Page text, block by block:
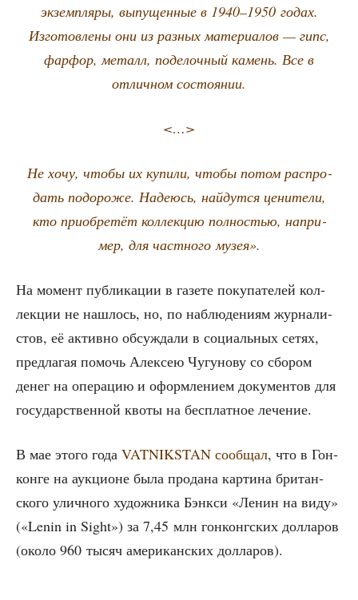
экзем­пля­ры, выпу­щен­ные в 1940–1950 годах.
Изго­тов­ле­ны они из раз­ных мате­ри­а­лов — гипс,
фар­фор, металл, поде­лоч­ный камень. Все в
отлич­ном состоянии.
<…>
Не хочу, что­бы их купи­ли, что­бы потом рас­про­
дать подо­ро­же. Наде­юсь, най­дут­ся цени­те­ли,
кто при­об­ре­тёт кол­лек­цию пол­но­стью, напри­
мер, для част­но­го музея».
На момент пуб­ли­ка­ции в газе­те поку­па­те­лей кол­
лек­ции не нашлось, но, по наблю­де­ни­ям жур­на­ли­
стов, её актив­но обсуж­да­ли в соци­аль­ных сетях,
пред­ла­гая помочь Алек­сею Чугу­но­ву со сбо­ром
денег на опе­ра­цию и оформ­ле­ни­ем доку­мен­тов для
госу­дар­ствен­ной кво­ты на бес­плат­ное лечение.
В мае это­го года VATNIKSTAN сооб­щал, что в Гон­
кон­ге на аук­ци­оне была про­да­на кар­ти­на бри­тан­
ско­го улич­но­го худож­ни­ка Бэнк­си «Ленин на виду»
(«Lenin in Sight») за 7,45 млн гон­конг­ских дол­ла­ров
(око­ло 960 тысяч аме­ри­кан­ских долларов).